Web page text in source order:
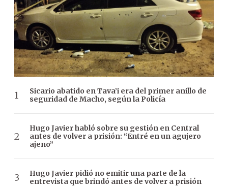
Sicario abatido en Tava’i era del primer anillo de
seguridad de Macho, según la Policía
Hugo Javier habló sobre su gestión en Central
antes de volver a prisión: “Entré en un agujero
ajeno”
Hugo Javier pidió no emitir una parte de la
entrevista que brindó antes de volver a prisión